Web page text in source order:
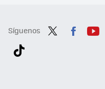
Síguenos